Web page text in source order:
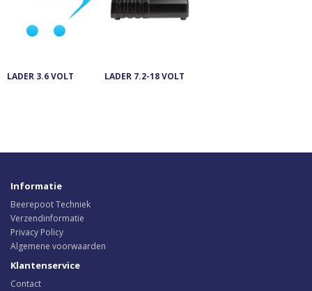
LADER 3.6 VOLT LADER 7.2-18 VOLT
Informatie
Beerepoot Techniek
Verzendinformatie
Privacy Policy
Algemene voorwaarden
Klantenservice
Contact